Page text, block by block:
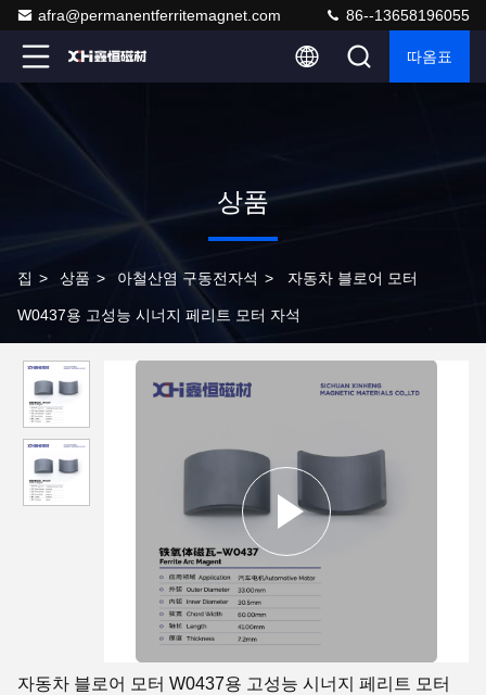
afra@permanentferritemagnet.com 86--13658196055
따옴표
상품
집 > 상품 > 아철산염 구동전자석 > 자동차 블로어 모터
W0437용 고성능 시너지 페리트 모터 자석
자동차 블로어 모터 W0437용 고성능 시너지 페리트 모터